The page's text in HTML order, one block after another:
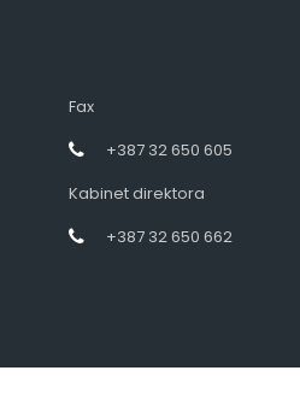
Fax
+387 32 650 605
Kabinet direktora
+387 32 650 662